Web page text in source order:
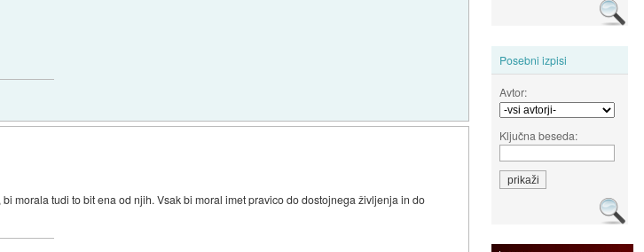
Posebni izpisi
Avtor:
Ključna beseda:
morala tudi to bit ena od njih. Vsak bi moral imet pravico do dostojnega življenja in do